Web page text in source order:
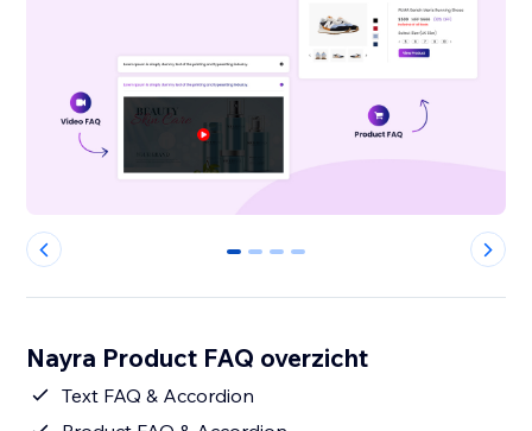
0 1 2 3
Nayra Product FAQ overzicht
Text FAQ & Accordion